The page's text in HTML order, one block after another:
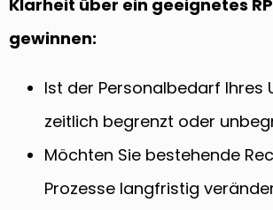
Klarheit über ein geeignetes
gewinnen:
Ist der Personalbedarf Ihres
zeitlich begrenzt oder
Möchten Sie bestehende
Prozesse langfristig